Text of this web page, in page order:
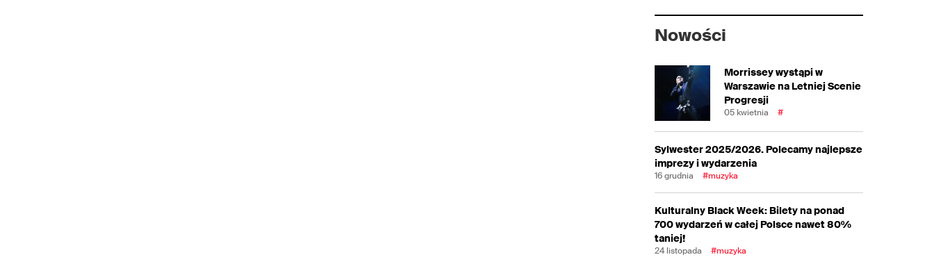
Nowości
Morrissey wystąpi w
Warszawie na Letniej Scenie
Progresji
05 kwietnia #
Sylwester 2025/2026. Polecamy najlepsze
imprezy i wydarzenia
16 grudnia #muzyka
Kulturalny Black Week: Bilety na ponad
700 wydarzeń w całej Polsce nawet 80%
taniej!
24 listopada #muzyka